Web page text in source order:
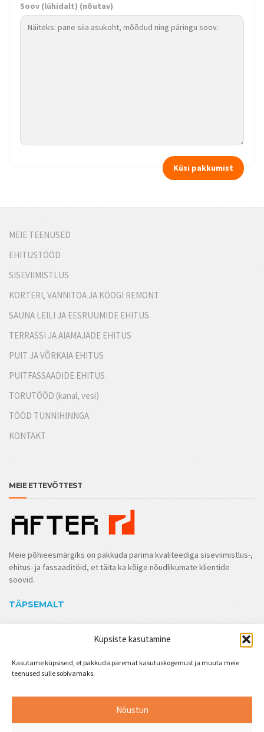
Küpsiste kasutamine
Kasutame küpsiseid, et pakkuda paremat kasutuskogemust ja muuta meie
teenused sulle sobivamaks.
Nõustun
Soov (lühidalt) (nõutav)
MEIE TEENUSED
EHITUSTÖÖD
SISEVIIMISTLUS
KORTERI, VANNITOA JA KÖÖGI REMONT
SAUNA LEILI JA EESRUUMIDE EHITUS
TERRASSI JA AIAMAJADE EHITUS
PUIT JA VÕRKAIA EHITUS
PUITFASSAADIDE EHITUS
TORUTÖÖD (kanal, vesi)
TÖÖD TUNNIHINNGA
KONTAKT
MEIE ETTEVÕTTEST
Meie põhieesmärgiks on pakkuda parima kvaliteediga siseviimistlus-,
ehitus- ja fassaaditöid, et täita ka kõige nõudlikumate klientide
soovid.
TÄPSEMALT